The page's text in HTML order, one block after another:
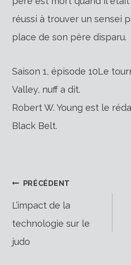
réussi à trouver un sensei
place de son père disparu.
Saison 1, épisode 10Le
Valley, nuff a dit.
Robert W. Young est le
Black Belt.
de
PRÉCÉDENT
L’impact de la
technologie sur le
judo